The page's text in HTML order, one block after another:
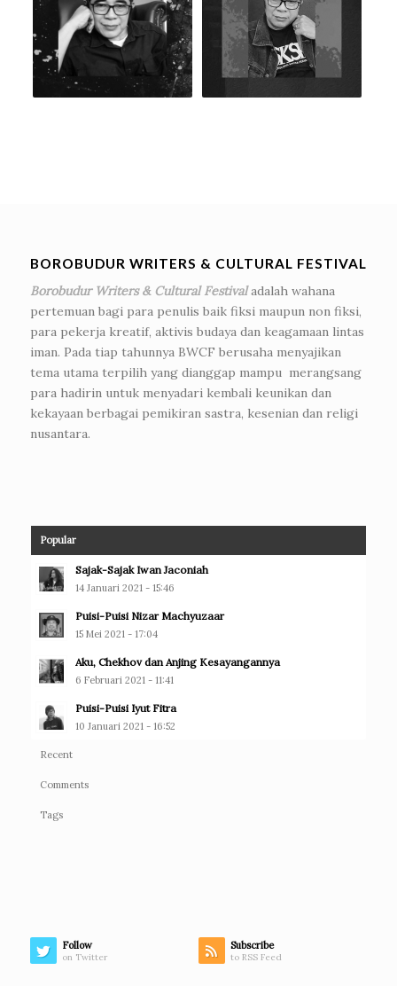
BOROBUDUR WRITERS & CULTURAL FESTIVAL
Borobudur Writers & Cultural Festivaladalah wahana
pertemuan bagi para penulis baik fiksi maupun non fiksi,
para pekerja kreatif, aktivis budaya dan keagamaan lintas
iman. Pada tiap tahunnya BWCF berusaha menyajikan
tema utama terpilih yang dianggap mampu merangsang
para hadirin untuk menyadari kembali keunikan dan
kekayaan berbagai pemikiran sastra, kesenian dan religi
nusantara.
Popular
Sajak-Sajak Iwan Jaconiah
14 Januari 2021 - 15:46
Puisi-Puisi Nizar Machyuzaar
15 Mei 2021 - 17:04
Aku, Chekhov dan Anjing Kesayangannya
6 Februari 2021 - 11:41
Puisi-Puisi Iyut Fitra
10 Januari 2021 - 16:52
Recent
Comments
Tags
Follow
on Twitter
Subscribe
to RSS Feed